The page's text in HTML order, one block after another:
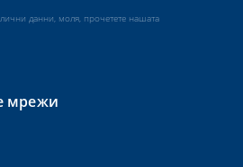
данни, моля, прочетете нашата
мрежи